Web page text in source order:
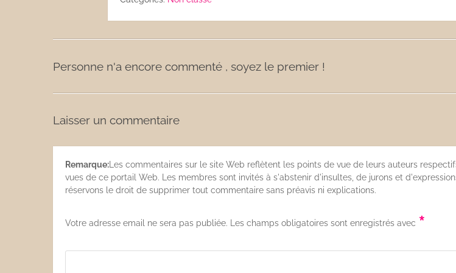
Les sauces
Personne n'a encore commenté , soyez le premier !
Laisser un commentaire
Remarque: Les commentaires sur le site Web reflètent les points de vue de leurs auteurs
vues de ce portail Web. Les membres sont invités à s'abstenir d'insultes, de jurons et
réservons le droit de supprimer tout commentaire sans préavis ni explications.
Votre adresse email ne sera pas publiée. Les champs obligatoires sont enregistrés avec *